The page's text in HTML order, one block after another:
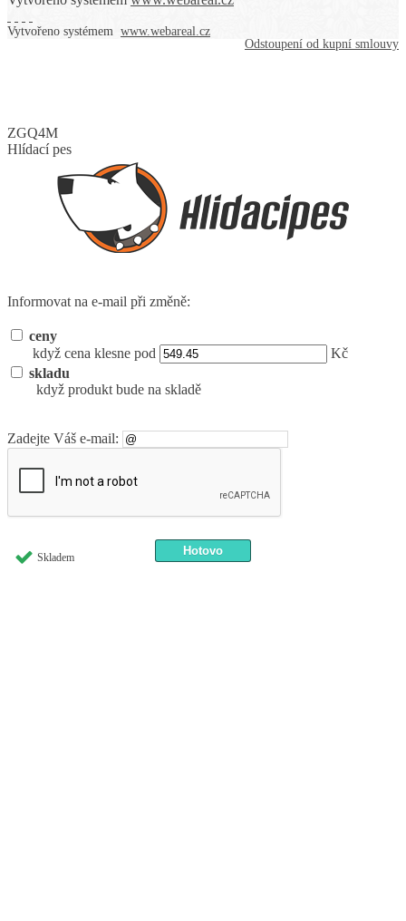
Skladem
Vytvořeno systémem www.webareal.cz
Odstoupení od kupní smlouvy
ZGQ4M
Hlídací pes
Informovat na e-mail při změně:
ceny
když cena klesne pod
Kč
skladu
když produkt bude na skladě
Zadejte Váš e-mail: